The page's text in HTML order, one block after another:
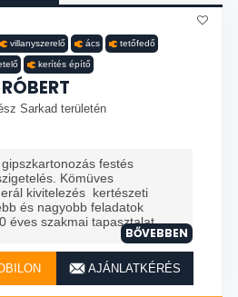
villanyszerelő ács tetőfedő
kerítés építő
Sarkad területén
festés
Kömüves
kivitelezés kertészeti
és nagyobb feladatok
éves szakmai tapasztalat. ...
BŐVEBBEN
AJÁNLATKÉRÉS